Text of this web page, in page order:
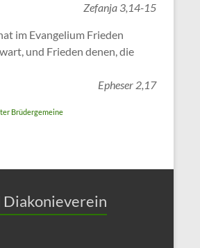
Zefanja 3,14-15
im Evangelium Frieden
und Frieden denen, die
Epheser 2,17
Brüdergemeine
Diakonieverein